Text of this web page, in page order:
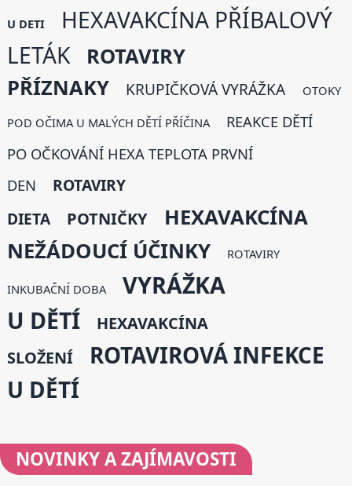
U DETI
HEXAVAKCÍNA PŘÍBALOVÝ
LETÁK
ROTAVIRY
PŘÍZNAKY
KRUPIČKOVÁ VYRÁŽKA OTOKY
POD OČIMA U MALÝCH DĚTÍ PŘÍČINA
REAKCE DĚTÍ
PO OČKOVÁNÍ HEXA TEPLOTA PRVNÍ
DEN
ROTAVIRY
DIETA
POTNIČKY
HEXAVAKCÍNA
NEŽÁDOUCÍ ÚČINKY
ROTAVIRY
INKUBAČNÍ DOBA
VYRÁŽKA
U DĚTÍ
HEXAVAKCÍNA
SLOŽENÍ
ROTAVIROVÁ INFEKCE
U DĚTÍ
NOVINKYA ZAJÍMAVOSTI